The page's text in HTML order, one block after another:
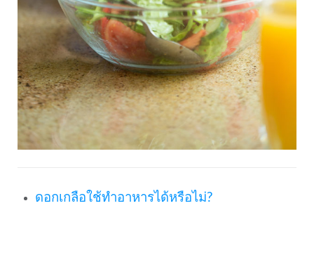
ดอกเกลือใช้ทำอาหารได้หรือไม่?